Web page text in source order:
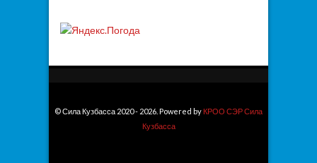
© Сила Кузбасса 2020 - 2026. Powered by КРОО СЭР Сила
Кузбасса